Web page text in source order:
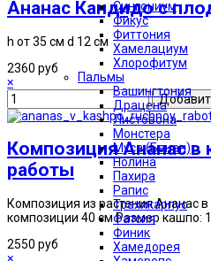
Сингониум
Фикус
Фиттония
Хамелациум
Хлорофитум
Пальмы
Вашингтония
Драцена
Листовона
Монстера
Муса (Банан)
Нолина
Пахира
Рапис
Трахикарпус
Фатсия
Финик
Хамедорея
Ананас Кандидо с
h от 35 см d 12 см
2360 руб
×
Композиция Ананас в
работы
Композиция из растения Ананас
композиции 40 см Размер кашпо:
2550 руб
×